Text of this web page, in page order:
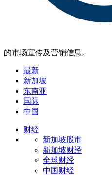
的市场宣传及营销信息。
最新
新加坡
东南亚
国际
中国
财经
新加坡股市
新加坡财经
全球财经
中国财经